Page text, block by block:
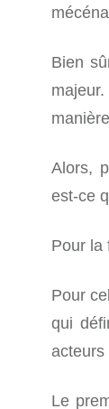
Bien
Alors,
est-ce
Pour la
Pour
qui
acteurs
Le